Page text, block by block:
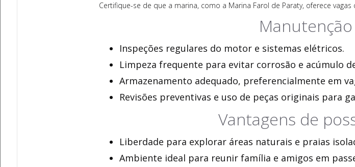
Certifique-se de que a marina, como a Marina Farol de Paraty, oferece
Inspeções regulares do motor e sistemas elétricos.
Limpeza frequente para evitar corrosão e acúmulo
Armazenamento adequado, preferencialmente em
Revisões preventivas e uso de peças originais para
Vantagens de
Liberdade para explorar áreas naturais e praias
Ambiente ideal para reunir família e amigos em